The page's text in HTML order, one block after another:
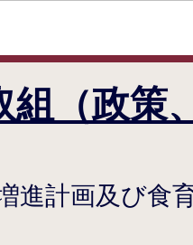
組（政策
進計画及び食